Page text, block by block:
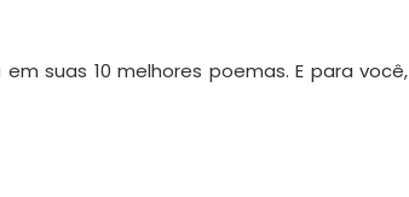
suas 10 melhores poemas. E para você,